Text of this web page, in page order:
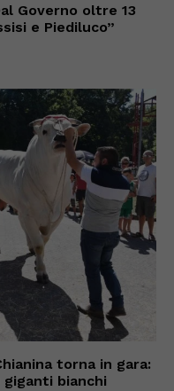
Governo oltre 13
e Piediluco”
torna in gara:
bianchi